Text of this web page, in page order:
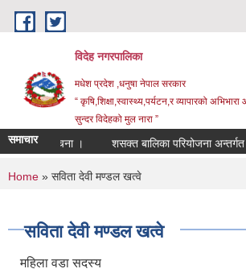
Skip to main content
विदेह नगरपालिका
मधेश प्रदेश ,धनुषा नेपाल सरकार
“ कृषि,शिक्षा,स्वास्थ्य,पर्यटन,र व्यापारको अभिभारा
सुन्दर विदेहको मुल नारा ”
समाचार
सम्बन्धि सुचना । शसक्त बालिका परियोजना
You are here
Home » सविता देवी मण्डल खत्वे
सविता देवी मण्डल खत्वे
महिला वडा सदस्य